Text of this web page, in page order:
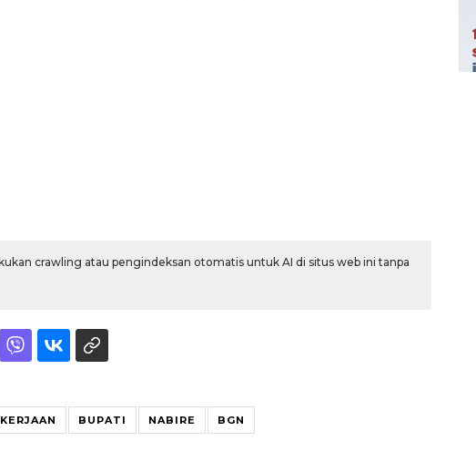
crawling atau pengindeksan otomatis untuk AI di situs web ini tanpa
BUPATI NABIRE BGN